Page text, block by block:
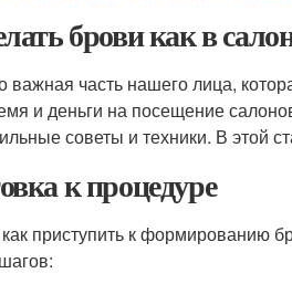
брови как в
важная часть нашего лица,
и деньги на посещение
советы и техники. В этой
к процедуре
приступить к формированию